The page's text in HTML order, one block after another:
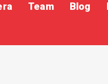
Team Blog